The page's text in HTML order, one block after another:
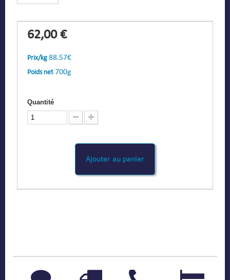
62,00 €
Prix/kg 88.57€
Poids net 700g
Quantité
Ajouter au panier